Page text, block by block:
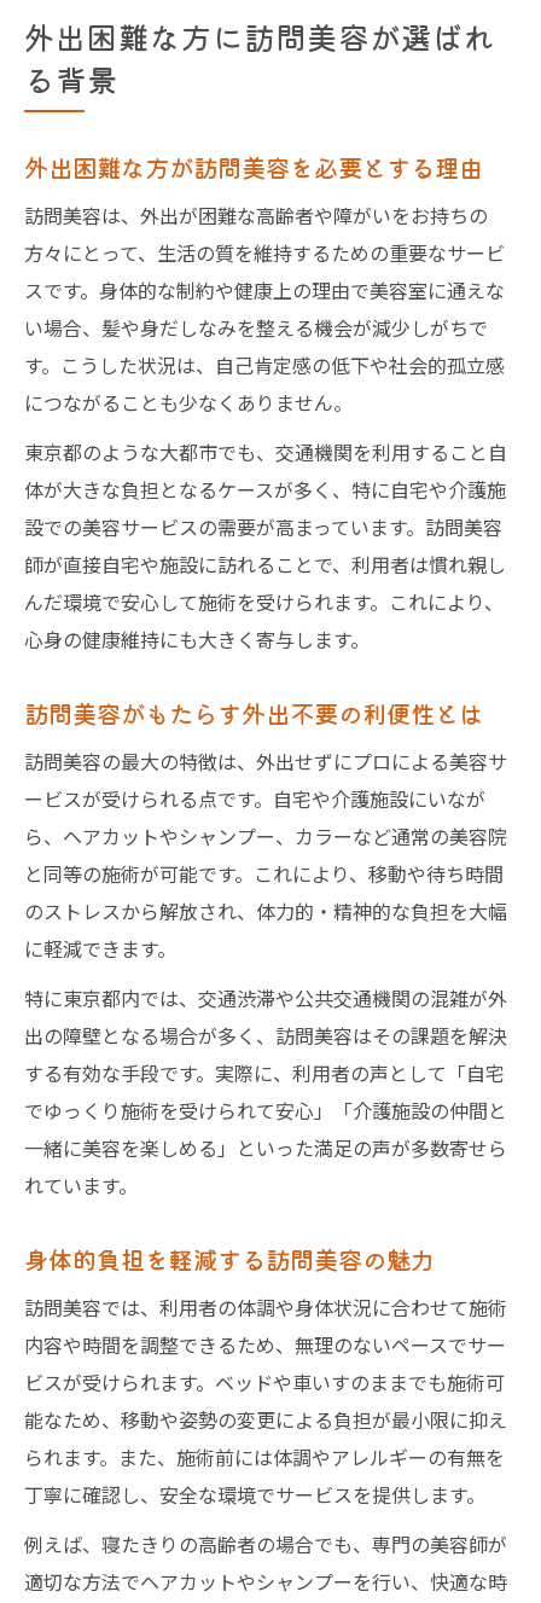
外出困難な方に訪問美容が選ばれ
る背景
外出困難な方が訪問美容を必要とする理由
訪問美容は、外出が困難な高齢者や障がいをお持ちの
方々にとって、生活の質を維持するための重要なサービ
スです。身体的な制約や健康上の理由で美容室に通えな
い場合、髪や身だしなみを整える機会が減少しがちで
す。こうした状況は、自己肯定感の低下や社会的孤立感
につながることも少なくありません。
東京都のような大都市でも、交通機関を利用すること自
体が大きな負担となるケースが多く、特に自宅や介護施
設での美容サービスの需要が高まっています。訪問美容
師が直接自宅や施設に訪れることで、利用者は慣れ親し
んだ環境で安心して施術を受けられます。これにより、
心身の健康維持にも大きく寄与します。
訪問美容がもたらす外出不要の利便性とは
訪問美容の最大の特徴は、外出せずにプロによる美容サ
ービスが受けられる点です。自宅や介護施設にいなが
ら、ヘアカットやシャンプー、カラーなど通常の美容院
と同等の施術が可能です。これにより、移動や待ち時間
のストレスから解放され、体力的・精神的な負担を大幅
に軽減できます。
特に東京都内では、交通渋滞や公共交通機関の混雑が外
出の障壁となる場合が多く、訪問美容はその課題を解決
する有効な手段です。実際に、利用者の声として「自宅
でゆっくり施術を受けられて安心」「介護施設の仲間と
一緒に美容を楽しめる」といった満足の声が多数寄せら
れています。
身体的負担を軽減する訪問美容の魅力
訪問美容では、利用者の体調や身体状況に合わせて施術
内容や時間を調整できるため、無理のないペースでサー
ビスが受けられます。ベッドや車いすのままでも施術可
能なため、移動や姿勢の変更による負担が最小限に抑え
られます。また、施術前には体調やアレルギーの有無を
丁寧に確認し、安全な環境でサービスを提供します。
例えば、寝たきりの高齢者の場合でも、専門の美容師が
適切な方法でヘアカットやシャンプーを行い、快適な時